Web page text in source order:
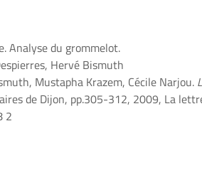
Analyse du grommelot.
Hervé Bismuth
Mustapha Krazem, Cécile Narjou.
de Dijon, pp.305-312, 2009, La
2